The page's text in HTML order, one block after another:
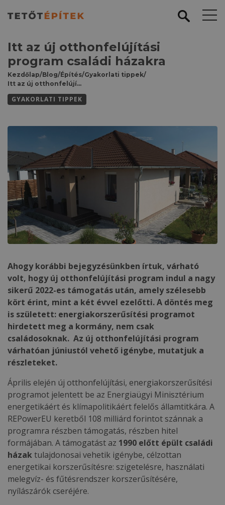
Itt az új otthonfelújítási
program családi házakra
Kezdőlap/Blog/Építés/Gyakorlati tippek/
Itt az új otthonfelújítási program családi házakra
GYAKORLATI TIPPEK
Ahogy korábbi bejegyzésünkben írtuk, várható
volt, hogy új otthonfelújítási program indul a nagy
sikerű 2022-es támogatás után, amely szélesebb
kört érint, mint a két évvel ezelőtti. A döntés meg
is született: energiakorszerűsítési programot
hirdetett meg a kormány, nem csak
családosoknak. Az új otthonfelújítási program
várhatóan júniustól vehető igénybe, mutatjuk a
részleteket.
Április elején új otthonfelújítási, energiakorszerűsítési
programot jelentett be az Energiaügyi Minisztérium
energetikáért és klímapolitikáért felelős államtitkára. A
REPowerEU keretből 108 milliárd forintot szánnak a
programra részben támogatás, részben hitel
formájában. A támogatást az 1990 előtt épült családi
házaktulajdonosai vehetik igénybe, célzottan
energetikai korszerűsítésre: szigetelésre, használati
melegvíz- és fűtésrendszer korszerűsítésére,
nyílászárók cseréjére.